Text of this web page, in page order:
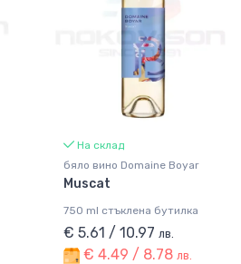
На склад
бяло вино Domaine Boyar
Muscat
750 ml стъклена бутилка
€ 5.61 / 10.97 лв.
€ 4.49 / 8.78 лв.